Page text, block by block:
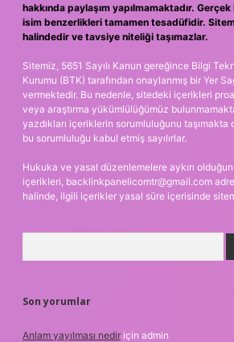
hakkında paylaşım yapılmamaktadır.
isim benzerlikleri tamamen tesadüfidir.
halindedir ve tavsiye niteliği taşımazlar.
Sitemiz, 5651 Sayılı Kanun gereğince Bilgi
Kurumu (BTK) tarafından onaylanmış bir Yer
vermektedir. Bu nedenle, sitedeki içerikleri
veya araştırma yükümlülüğümüz
yazdıkları içeriklerin sorumluluğunu
bu sorumluluğu kabul etmiş sayılırlar.
Hukuka ve yasal düzenlemelere aykırı
içerikleri, backlinkpanelicomtr@gmail.com
halinde, ilgili içerikler yasal süre içerisinde
Son yorumlar
Anlam yayılması nedir için admin